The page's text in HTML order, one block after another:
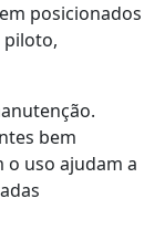
posicionados
piloto,
bem
uso ajudam a